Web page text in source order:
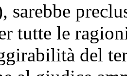
sarebbe
tutte le
del